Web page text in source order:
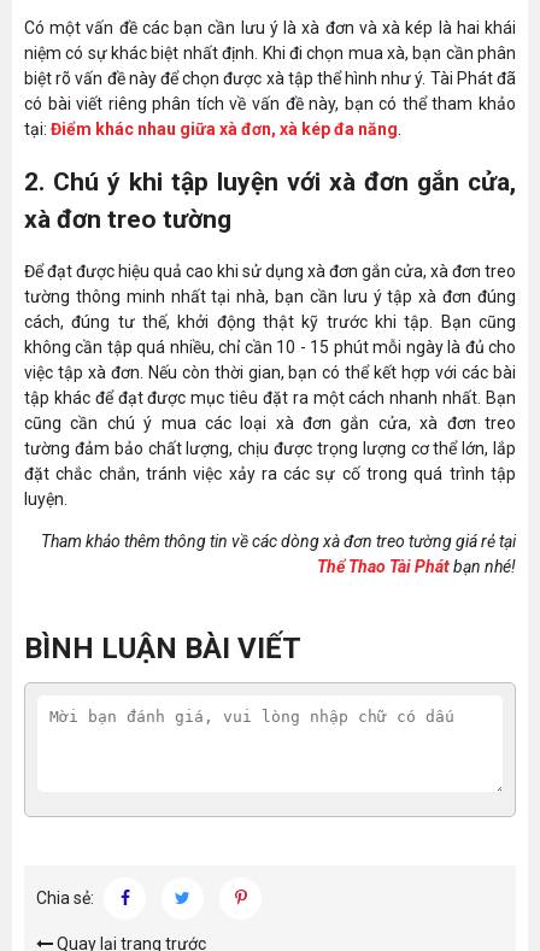
Có một vấn đề các bạn cần lưu ý là xà đơn và xà kép là hai khái
niệm có sự khác biệt nhất định. Khi đi chọn mua xà, bạn cần phân
biệt rõ vấn đề này để chọn được xà tập thể hình như ý. Tài Phát đã
có bài viết riêng phân tích về vấn đề này, bạn có thể tham khảo
tại: Điểm khác nhau giữa xà đơn, xà kép đa năng.
2. Chú ý khi tập luyện với xà đơn gắn cửa,
xà đơn treo tường
Để đạt được hiệu quả cao khi sử dụng xà đơn gắn cửa, xà đơn treo
tường thông minh nhất tại nhà, bạn cần lưu ý tập xà đơn đúng
cách, đúng tư thế, khởi động thật kỹ trước khi tập. Bạn cũng
không cần tập quá nhiều, chỉ cần 10 - 15 phút mỗi ngày là đủ cho
việc tập xà đơn. Nếu còn thời gian, bạn có thể kết hợp với các bài
tập khác để đạt được mục tiêu đặt ra một cách nhanh nhất. Bạn
cũng cần chú ý mua các loại xà đơn gắn cửa, xà đơn treo
tường đảm bảo chất lượng, chịu được trọng lượng cơ thể lớn, lắp
đặt chắc chắn, tránh việc xảy ra các sự cố trong quá trình tập
luyện.
Tham khảo thêm thông tin về các dòng xà đơn treo tường giá rẻ tại
Thể Thao Tài Phátbạn nhé!
BÌNH LUẬN BÀI VIẾT
Chia sẻ:
Quay lại trang trước